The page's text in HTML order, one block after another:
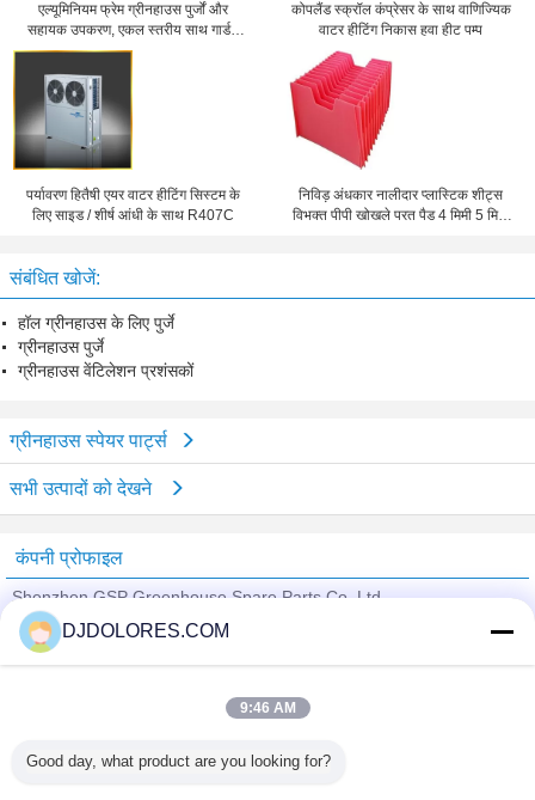
एल्यूमिनियम फ्रेम ग्रीनहाउस पुर्जों और
सहायक उपकरण, एकल स्तरीय साथ गार्डन
स्टेज
कोपलैंड स्क्रॉल कंप्रेसर के साथ वाणिज्यिक
वाटर हीटिंग निकास हवा हीट पम्प
पर्यावरण हितैषी एयर वाटर हीटिंग सिस्टम के
लिए साइड / शीर्ष आंधी के साथ R407C
निविड़ अंधकार नालीदार प्लास्टिक शीट्स
विभक्त पीपी खोखले परत पैड 4 मिमी 5 मिमी
संबंधित खोजें:
हॉल ग्रीनहाउस के लिए पुर्जे
ग्रीनहाउस पुर्जे
ग्रीनहाउस वेंटिलेशन प्रशंसकों
ग्रीनहाउस स्पेयर पार्ट्स
सभी उत्पादों को देखने
कंपनी प्रोफाइल
Shenzhen GSP Greenhouse Spare Parts Co.,Ltd
सत्यापित आपूर्तिकर्ताओं
Trust Seal
Verified Suplier
होम
DJDOLORES.COM
9:46 AM
Good day, what product are you looking for?